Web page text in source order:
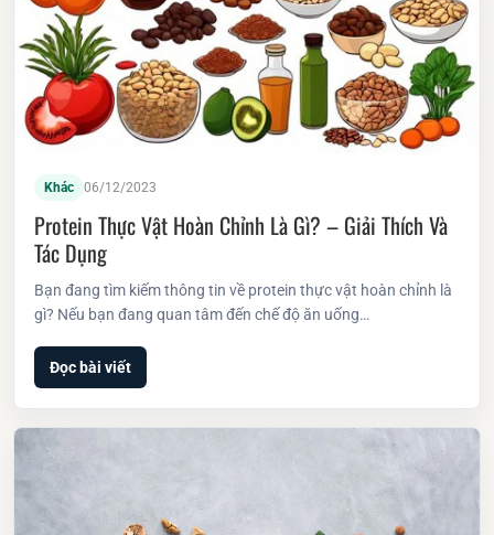
Khác 06/12/2023
Protein Thực Vật Hoàn Chỉnh Là Gì? – Giải Thích Và
Tác Dụng
Bạn đang tìm kiếm thông tin về protein thực vật hoàn chỉnh là
gì? Nếu bạn đang quan tâm đến chế độ ăn uống…
Đọc bài viết